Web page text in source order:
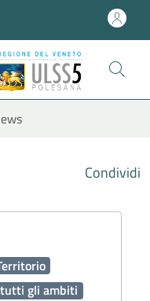
Condividi
gli ambiti